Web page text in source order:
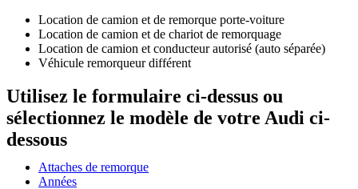
Location de camion et de remorque porte-voiture
Location de camion et de chariot de remorquage
Location de camion et conducteur autorisé (auto séparée)
Véhicule remorqueur différent
Utilisez le formulaire ci-dessus ou
sélectionnez le modèle de votre Audi ci-
dessous
Attaches de remorque
Années